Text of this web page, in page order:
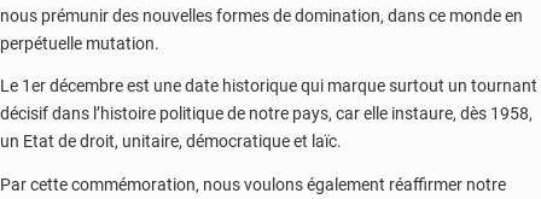
nous prémunir des nouvelles formes de domination, dans ce monde en
perpétuelle mutation.
Le 1er décembre est une date historique qui marque surtout un tournant
décisif dans l’histoire politique de notre pays, car elle instaure, dès 1958,
un Etat de droit, unitaire, démocratique et laïc.
Par cette commémoration, nous voulons également réaffirmer notre